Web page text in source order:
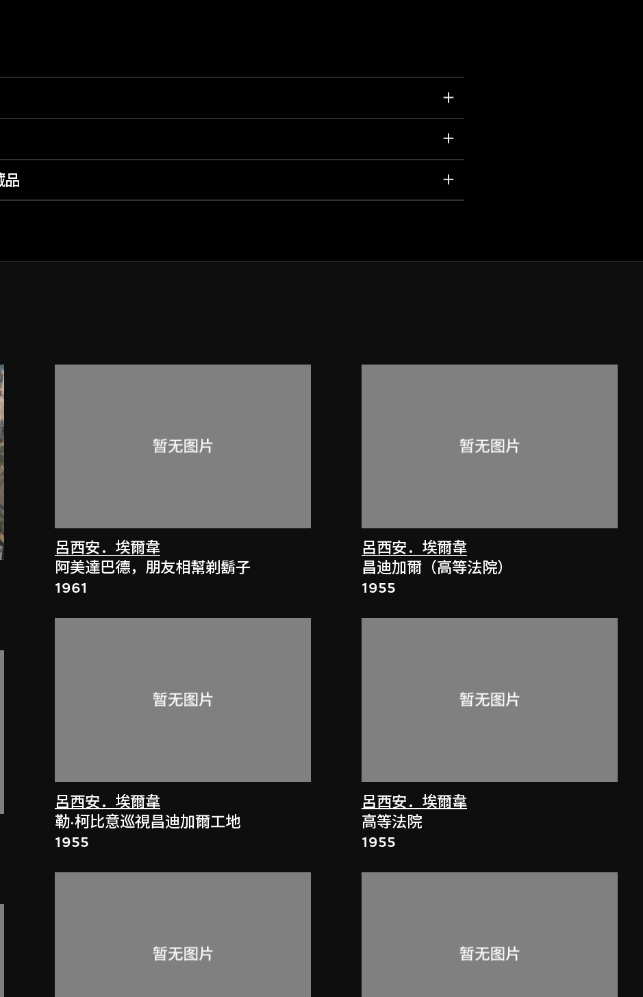
品
呂西安．埃爾韋
阿美達巴德，朋友相幫剃鬍子
1961
呂西安．埃爾韋
勒·柯比意巡視昌迪加爾工地
1955
呂西安．埃爾韋
昌迪加爾（高等法院）
1955
呂西安．埃爾韋
高等法院
1955